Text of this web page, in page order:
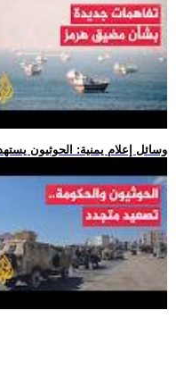
.. وسائل إعلام يمنية: الحوثيون